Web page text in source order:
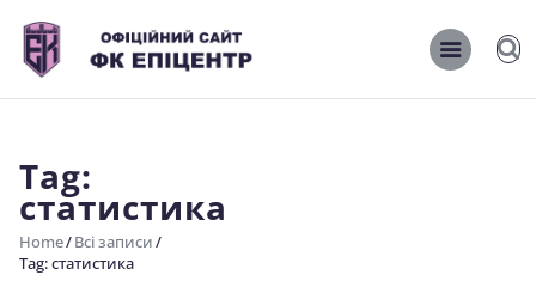
Tag:
статистика
Home Всі записи
Tag: статистика
ОФІЦІЙНИЙ САЙТ ФК ЕПІЦЕНТР
ОФІЦІЙНИЙ САЙТ ФК ЕПІЦЕНТР
Новини
Команда